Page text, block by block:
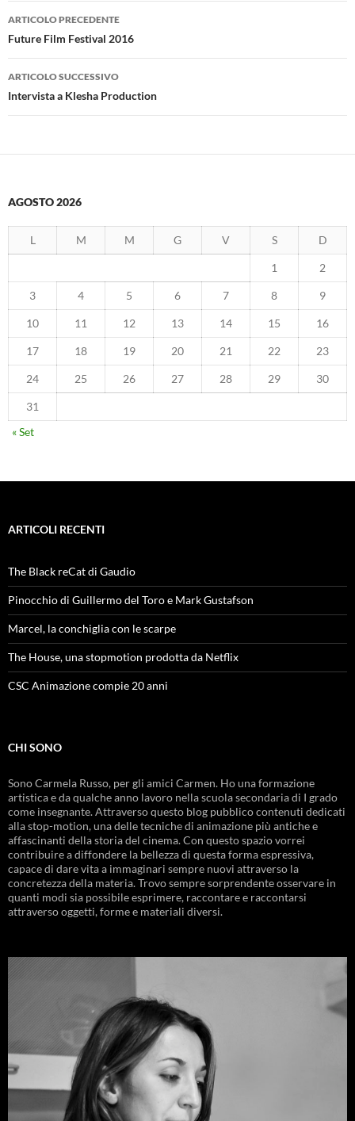
Navigazione
articolo
ARTICOLO PRECEDENTE
Future Film Festival 2016
ARTICOLO SUCCESSIVO
Intervista a Klesha Production
AGOSTO 2026
L M M G V S D
1 2
3 4 5 6 7 8 9
10 11 12 13 14 15 16
17 18 19 20 21 22 23
24 25 26 27 28 29 30
31
« Set
ARTICOLI RECENTI
The Black reCat di Gaudio
Pinocchio di Guillermo del Toro e Mark Gustafson
Marcel, la conchiglia con le scarpe
The House, una stopmotion prodotta da Netflix
CSC Animazione compie 20 anni
CHI SONO
Sono Carmela Russo, per gli amici Carmen. Ho una formazione
artistica e da qualche anno lavoro nella scuola secondaria di I grado
come insegnante. Attraverso questo blog pubblico contenuti dedicati
alla stop-motion, una delle tecniche di animazione più antiche e
affascinanti della storia del cinema. Con questo spazio vorrei
contribuire a diffondere la bellezza di questa forma espressiva,
capace di dare vita a immaginari sempre nuovi attraverso la
concretezza della materia. Trovo sempre sorprendente osservare in
quanti modi sia possibile esprimere, raccontare e raccontarsi
attraverso oggetti, forme e materiali diversi.